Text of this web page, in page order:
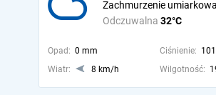
Odczuwalna 32°C
Zachmurzenie
Opad: 0 mm Ciśnienie:
Wiatr:
8 km/h Wilgotność: